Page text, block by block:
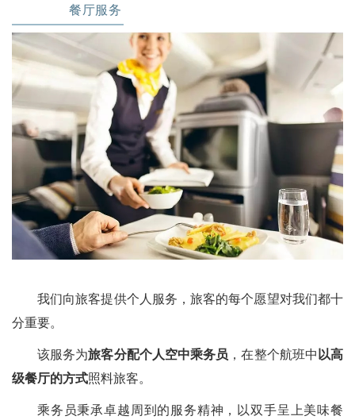
餐厅服务
我们向旅客提供个人服务，旅客的每个愿望对我们都十
分重要。
该服务为旅客分配个人空中乘务员 ，在整个航班中 以高
级餐厅的方式照料旅客。
乘务员秉承卓越周到的服务精神，以双手呈上美味餐